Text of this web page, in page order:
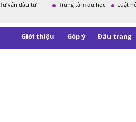
Tư vấn đầu tư
Trung tâm du học
Luật
Giới thiệu Góp ý Đầu trang